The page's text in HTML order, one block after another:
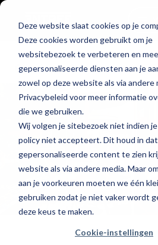
Deze website slaat cookies op je
Deze cookies worden gebruikt om je
websitebezoek te verbeteren en
gepersonaliseerde diensten aan je
zowel op deze website als via andere
Privacybeleid voor meer informatie
die we gebruiken.
Wij volgen je sitebezoek niet indien
policy niet accepteert. Dit houd in
gepersonaliseerde content te zien
website als via andere media. Maar
aan je voorkeuren moeten we één
gebruiken zodat je niet vaker wordt
deze keus te maken.
Cookie-instellingen
Openingen & design
promotioneel,terras,